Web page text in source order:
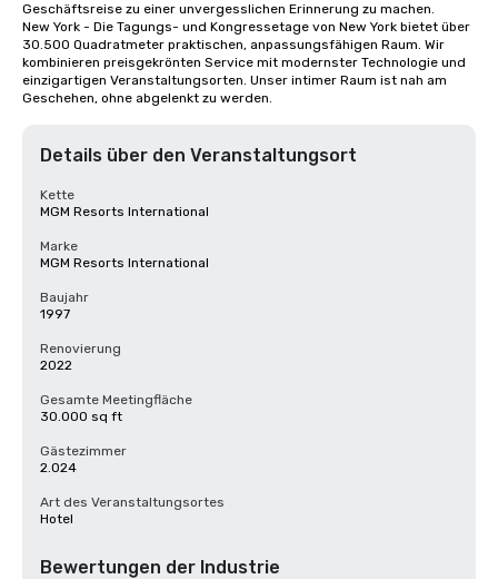
Geschäftsreise zu einer unvergesslichen Erinnerung zu machen.
New York - Die Tagungs- und Kongressetage von New York bietet über
30.500 Quadratmeter praktischen, anpassungsfähigen Raum. Wir
kombinieren preisgekrönten Service mit modernster Technologie und
einzigartigen Veranstaltungsorten. Unser intimer Raum ist nah am
Geschehen, ohne abgelenkt zu werden.
Details über den Veranstaltungsort
Kette
MGM Resorts International
Marke
MGM Resorts International
Baujahr
1997
Renovierung
2022
Gesamte Meetingfläche
30.000 sq ft
Gästezimmer
2.024
Art des Veranstaltungsortes
Hotel
Bewertungen der Industrie